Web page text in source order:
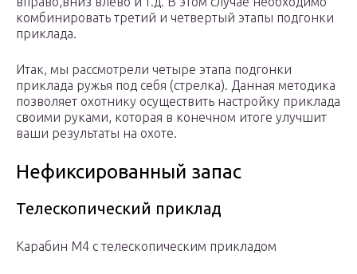
комбинировать третий и четвертый этапы подгонки
приклада.
Итак, мы рассмотрели четыре этапа подгонки
приклада ружья под себя (стрелка). Данная методика
позволяет охотнику осуществить настройку приклада
своими руками, которая в конечном итоге улучшит
ваши результаты на охоте.
Нефиксированный запас
Телескопический приклад
Карабин М4 с телескопическим прикладом